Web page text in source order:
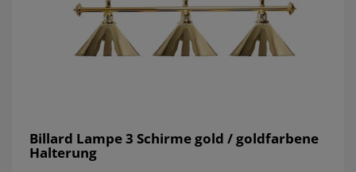
Billard Lampe 3 Schirme gold / goldfarbene
Halterung